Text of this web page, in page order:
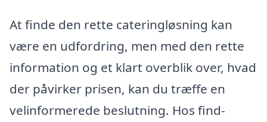
At finde den rette cateringløsning kan
være en udfordring, men med den rette
information og et klart overblik over, hvad
der påvirker prisen, kan du træffe en
velinformerede beslutning. Hos find-